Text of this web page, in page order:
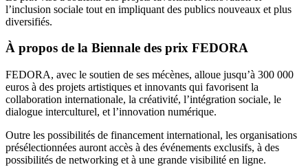
l’inclusion sociale tout en impliquant des publics nouveaux et plus
diversifiés.
À propos de la Biennale des prix FEDORA
FEDORA, avec le soutien de ses mécènes, alloue jusqu’à 300 000
euros à des projets artistiques et innovants qui favorisent la
collaboration internationale, la créativité, l’intégration sociale, le
dialogue interculturel, et l’innovation numérique.
Outre les possibilités de financement international, les organisations
présélectionnées auront accès à des événements exclusifs, à des
possibilités de networking et à une grande visibilité en ligne.